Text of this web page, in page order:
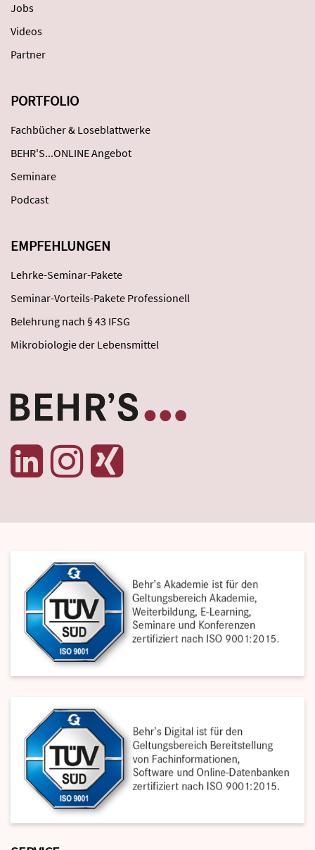
Jobs
Videos
Partner
PORTFOLIO
Fachbücher & Loseblattwerke
BEHR'S...ONLINE Angebot
Seminare
Podcast
EMPFEHLUNGEN
Lehrke-Seminar-Pakete
Seminar-Vorteils-Pakete Professionell
Belehrung nach § 43 IFSG
Mikrobiologie der Lebensmittel